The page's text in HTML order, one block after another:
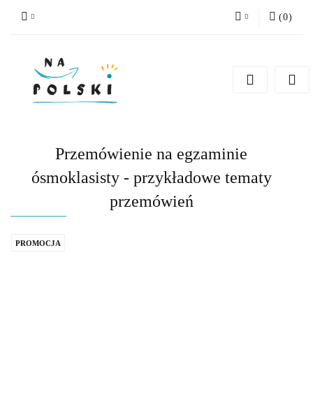
Zarejestruj się
(0)
Przemówienie na egzaminie
ósmoklasisty - przykładowe tematy
przemówień
PROMOCJA